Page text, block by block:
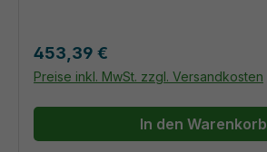
Regulärer Preis:
453,39 €
Preise inkl. MwSt. zzgl. Versandkosten
In den Warenkorb